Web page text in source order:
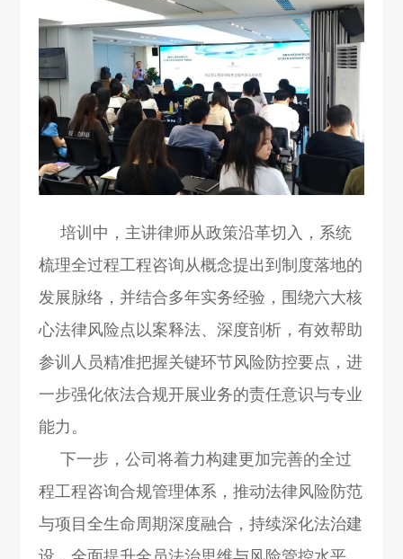
培训中，主讲律师从政策沿革切入，系统
梳理全过程工程咨询从概念提出到制度落地的
发展脉络，并结合多年实务经验，围绕六大核
心法律风险点以案释法、深度剖析，有效帮助
参训人员精准把握关键环节风险防控要点，进
一步强化依法合规开展业务的责任意识与专业
能力。
下一步，公司将着力构建更加完善的全过
程工程咨询合规管理体系，推动法律风险防范
与项目全生命周期深度融合，持续深化法治建